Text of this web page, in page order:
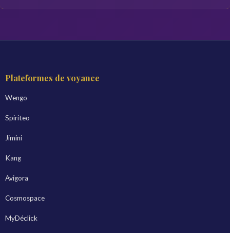
Plateformes de voyance
Wengo
Spiriteo
Jimini
Kang
Avigora
Cosmospace
MyDéclick